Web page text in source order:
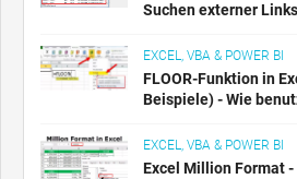
Suchen externer
EXCEL, VBA & POWER BI
FLOOR-Funktion in
Beispiele) - Wie
EXCEL, VBA & POWER BI
Excel Million Format